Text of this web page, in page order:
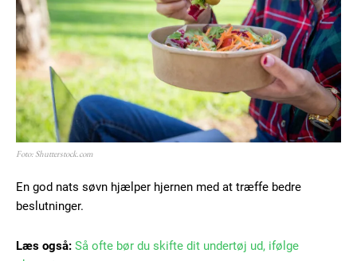
Foto: Shutterstock.com
En god nats søvn hjælper hjernen med at træffe bedre
beslutninger.
Læs også: Så ofte bør du skifte dit undertøj ud, ifølge